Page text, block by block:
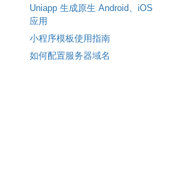
Uniapp 生成原生 Android、iOS
应用
小程序模板使用指南
如何配置服务器域名